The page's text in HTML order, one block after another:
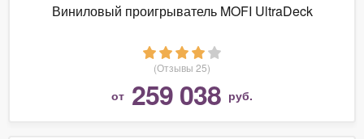
Виниловый проигрыватель MOFI UltraDeck
(Отзывы 25)
от 259 038 руб.